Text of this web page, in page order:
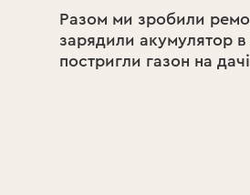
Разом ми зробили
зарядили акумулятор в
постригли газон на